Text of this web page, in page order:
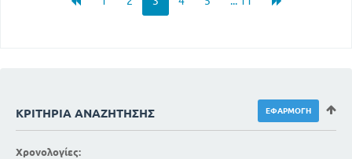
ΚΡΙΤΉΡΙΑ ΑΝΑΖΉΤΗΣΗΣ
Χρονολογίες: